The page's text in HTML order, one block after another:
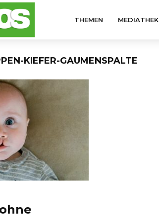
THEMEN MEDIATHEK
KIEFER-GAUMENSPALTE